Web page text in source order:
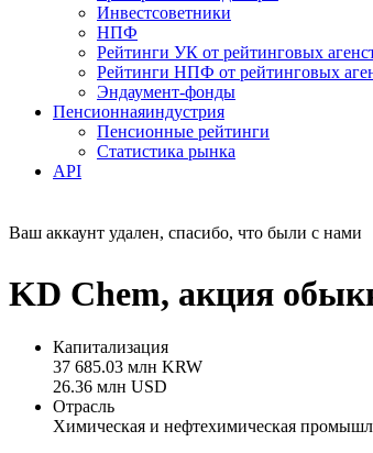
Инвестсоветники
НПФ
Рейтинги УК от рейтинговых
Рейтинги НПФ от рейтинговых
Эндаумент-фонды
Пенсионнаяиндустрия
Пенсионные рейтинги
Статистика рынка
API
Ваш аккаунт удален, спасибо, что были с нами
KD Chem, акция
Капитализация
37 685.03 млн KRW
26.36 млн USD
Отрасль
Химическая и нефтехимическая